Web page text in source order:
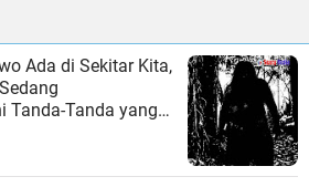
Ada di Sekitar Kita,
Tanda-Tanda yang